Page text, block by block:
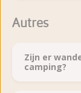
Autres
Zijn er
camping?